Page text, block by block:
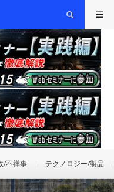
/不祥事 テクノロジー/製品